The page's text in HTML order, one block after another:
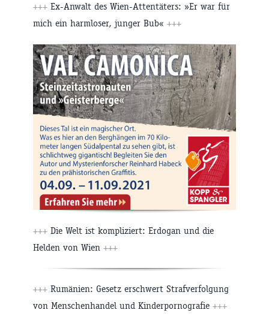
+++ Ex-Anwalt des Wien-Attentäters: »Er war für
mich ein harmloser, junger Bub« +++
+++ Die Welt ist kompliziert: Erdogan und die
Helden von Wien +++
+++ Rumänien: Gesetz erschwert Strafverfolgung
von Menschenhandel und Kinderpornografie +++